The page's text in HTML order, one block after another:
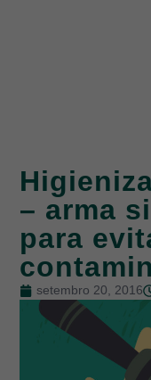
– arma
para
setembro 20, 2016